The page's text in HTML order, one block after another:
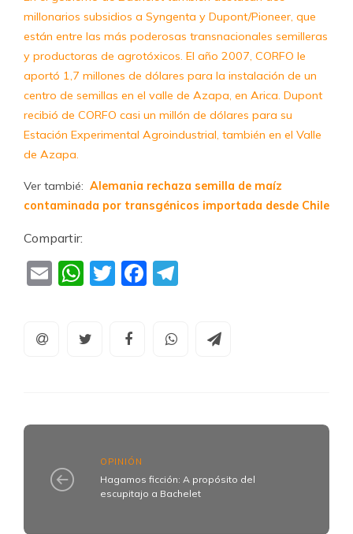
millonarios subsidios a Syngenta y Dupont/Pioneer, que
están entre las más poderosas transnacionales semilleras
y productoras de agrotóxicos. El año 2007, CORFO le
aportó 1,7 millones de dólares para la instalación de un
centro de semillas en el valle de Azapa, en Arica. Dupont
recibió de CORFO casi un millón de dólares para su
Estación Experimental Agroindustrial, también en el Valle
de Azapa.
Ver tambié: Alemania rechaza semilla de maíz
contaminada por transgénicos importada desde Chile
Compartir:
EmailWhatsApp
TwitterFacebook
OPINIÓN
Hagamos ficción: A propósito del
escupitajo a Bachelet